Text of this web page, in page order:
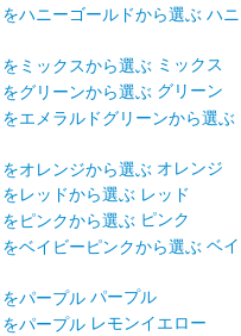
ハニ
ミックス
グリーン
オレンジ
レッド
ピンク
ベイ
パープル
レモンイエロー